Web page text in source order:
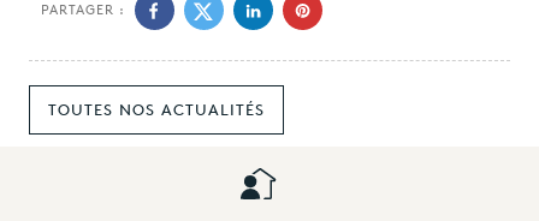
PARTAGER :
TOUTES NOS ACTUALITÉS